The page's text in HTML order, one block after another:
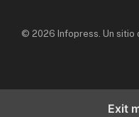
© 2026 Infopress. Un sitio
Exit